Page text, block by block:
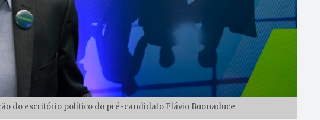
do escritório político do pré-candidato Flávio Buonaduce